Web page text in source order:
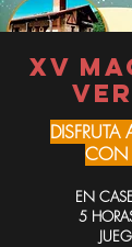
XV
CON
EN
5